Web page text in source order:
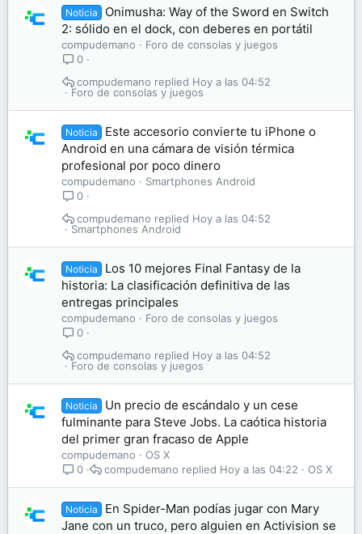
Noticia
Onimusha: Way of the Sword en Switch
2: sólido en el dock, con deberes en portátil
compudemano
Foro de consolas y juegos
0
Foro de consolas y juegos
Hoy a las 04:52
compudemano
Noticia
Este accesorio convierte tu iPhone o
Android en una cámara de visión térmica
profesional por poco dinero
compudemano
Smartphones Android
0
Smartphones Android
Hoy a las 04:52
compudemano
Noticia
Los 10 mejores Final Fantasy de la
historia: La clasificación definitiva de las
entregas principales
compudemano
Foro de consolas y juegos
0
Foro de consolas y juegos
Hoy a las 04:52
compudemano
Noticia
Un precio de escándalo y un cese
fulminante para Steve Jobs. La caótica historia
del primer gran fracaso de Apple
compudemano
OS X
0
OS X
Hoy a las 04:22
compudemano
Noticia
En Spider-Man podías jugar con Mary
Jane con un truco, pero alguien en Activision se